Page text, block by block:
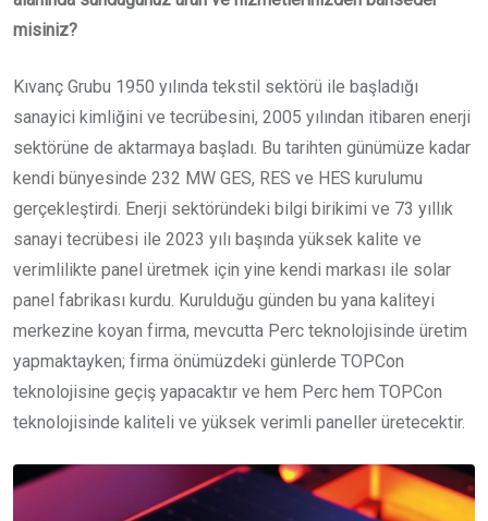
misiniz?
Kıvanç Grubu 1950 yılında tekstil sektörü ile başladığı
sanayici kimliğini ve tecrübesini, 2005 yılından itibaren enerji
sektörüne de aktarmaya başladı. Bu tarihten günümüze kadar
kendi bünyesinde 232 MW GES, RES ve HES kurulumu
gerçekleştirdi. Enerji sektöründeki bilgi birikimi ve 73 yıllık
sanayi tecrübesi ile 2023 yılı başında yüksek kalite ve
verimlilikte panel üretmek için yine kendi markası ile solar
panel fabrikası kurdu. Kurulduğu günden bu yana kaliteyi
merkezine koyan firma, mevcutta Perc teknolojisinde üretim
yapmaktayken; firma önümüzdeki günlerde TOPCon
teknolojisine geçiş yapacaktır ve hem Perc hem TOPCon
teknolojisinde kaliteli ve yüksek verimli paneller üretecektir.